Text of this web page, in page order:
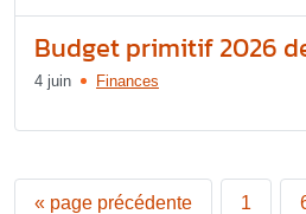
Budget primitif 2026
4 juin Finances
« page précédente 1